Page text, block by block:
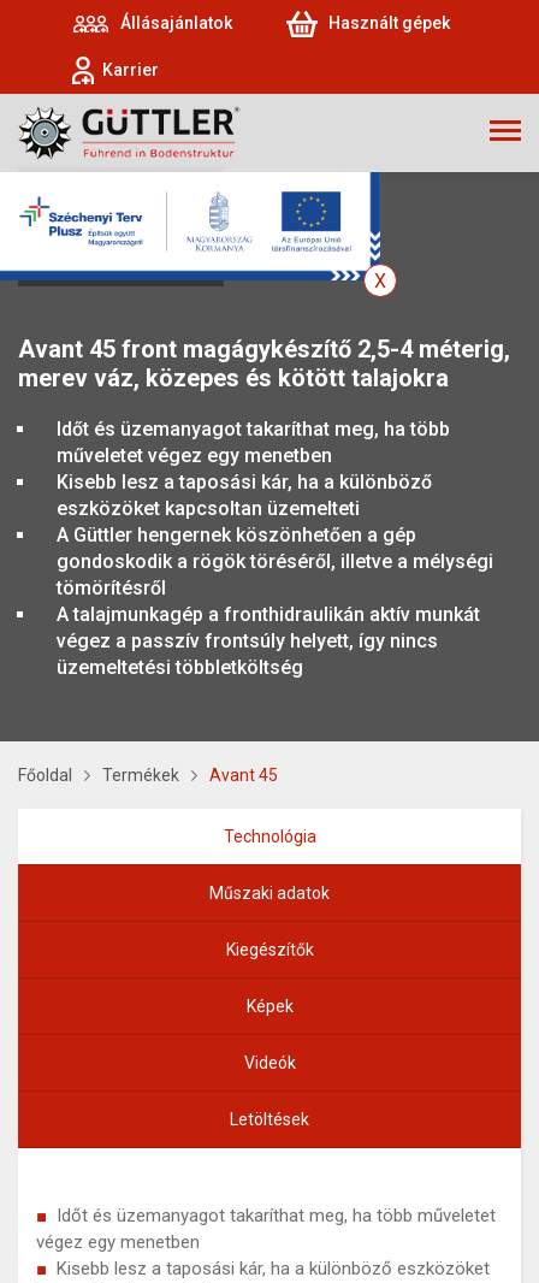
Állásajánlatok Használt gépek
Karrier
AVANT 45
Avant 45 front magágykészítő 2,5-4 méterig,
merev váz, közepes és kötött talajokra
Időt és üzemanyagot takaríthat meg, ha több
műveletet végez egy menetben
Kisebb lesz a taposási kár, ha a különböző
eszközöket kapcsoltan üzemelteti
A Güttler hengernek köszönhetően a gép
gondoskodik a rögök töréséről, illetve a mélységi
tömörítésről
A talajmunkagép a fronthidraulikán aktív munkát
végez a passzív frontsúly helyett, így nincs
üzemeltetési többletköltség
Főoldal Termékek Avant 45
Technológia
Műszaki adatok
Kiegészítők
Képek
Videók
Letöltések
Időt és üzemanyagot takaríthat meg, ha több műveletet
végez egy menetben
Kisebb lesz a taposási kár, ha a különböző eszközöket